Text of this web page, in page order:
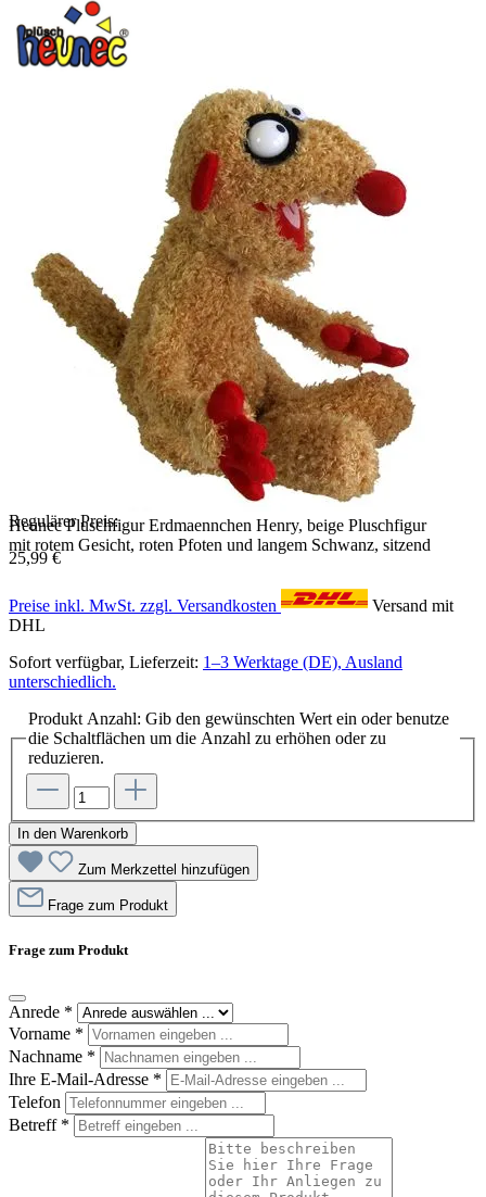
Heunec Pluschfigur Erdmaennchen Henry, beige Pluschfigur
mit rotem Gesicht, roten Pfoten und langem Schwanz, sitzend
Regulärer Preis:
25,99 €
Preise inkl. MwSt. zzgl. Versandkosten
Versand mit
DHL
Sofort verfügbar, Lieferzeit: 1–3 Werktage (DE), Ausland
unterschiedlich.
Produkt Anzahl: Gib den gewünschten Wert ein oder benutze
die Schaltflächen um die Anzahl zu erhöhen oder zu
reduzieren.
In den Warenkorb
Zum Merkzettel hinzufügen
Frage zum Produkt
Frage zum Produkt
Anrede *
Vorname *
Nachname *
Ihre E-Mail-Adresse *
Telefon
Betreff *